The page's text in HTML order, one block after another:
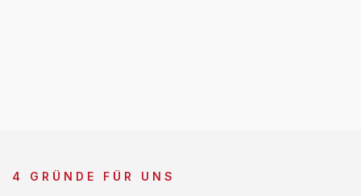
4 GRÜNDE FÜR UNS